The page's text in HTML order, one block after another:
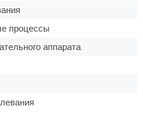
процессы
аппарата